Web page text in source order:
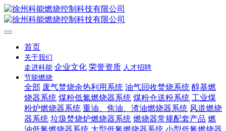
首页
关于我们
走进科能 企业文化 荣誉资质 人才招聘
节能燃烧
全部 废气焚烧余热利用系统 油气回收焚烧系统 醇基燃
烧器系统 煤粉低氮燃烧器系统 煤粉仓送粉系统 工业煤
粉炉燃烧器系统 重油、焦油、渣油燃烧器系统 风道燃烧
器系统 垃圾焚烧炉燃烧器系统 燃烧器常规配套产品 燃
油低氮燃烧器系统 大型低氮燃烧器系统 小型低氮燃烧器